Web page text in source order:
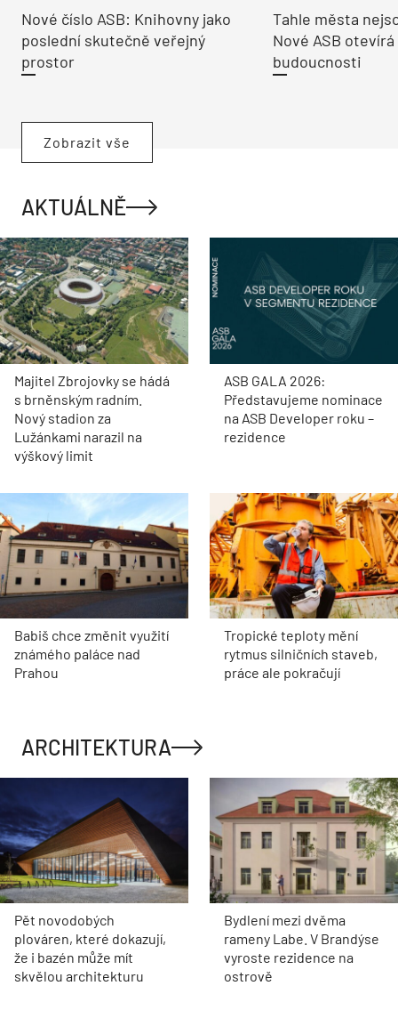
Nové číslo ASB: Knihovny jako
poslední skutečně veřejný
prostor
Tahle města
Nové ASB
budoucnosti
Zobrazit vše
AKTUÁLNĚ
Majitel Zbrojovky se hádá
s brněnským radním.
Nový stadion za
Lužánkami narazil na
výškový limit
ASB GALA 2026:
Představujeme nominace
na ASB Developer roku –
rezidence
Babiš chce změnit využití
známého paláce nad
Prahou
Tropické teploty mění
rytmus silničních staveb,
práce ale pokračují
ARCHITEKTURA
Pět novodobých
plováren, které dokazují,
že i bazén může mít
skvělou architekturu
Bydlení mezi dvěma
rameny Labe. V Brandýse
vyroste rezidence na
ostrově